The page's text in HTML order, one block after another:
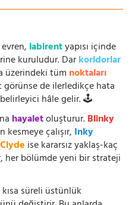
labirentyapısı içinde
kuruludur. Darkoridorlar
üzerindeki tüm noktaları
görünse de ilerledikçe hata
belirleyici hâle gelir. 🕹️
hayaletoluşturur.Blinky
kesmeye çalışır, Inky
Clyde ise kararsız yaklaş-kaç
her bölümde yeni bir strateji
süreli üstünlük